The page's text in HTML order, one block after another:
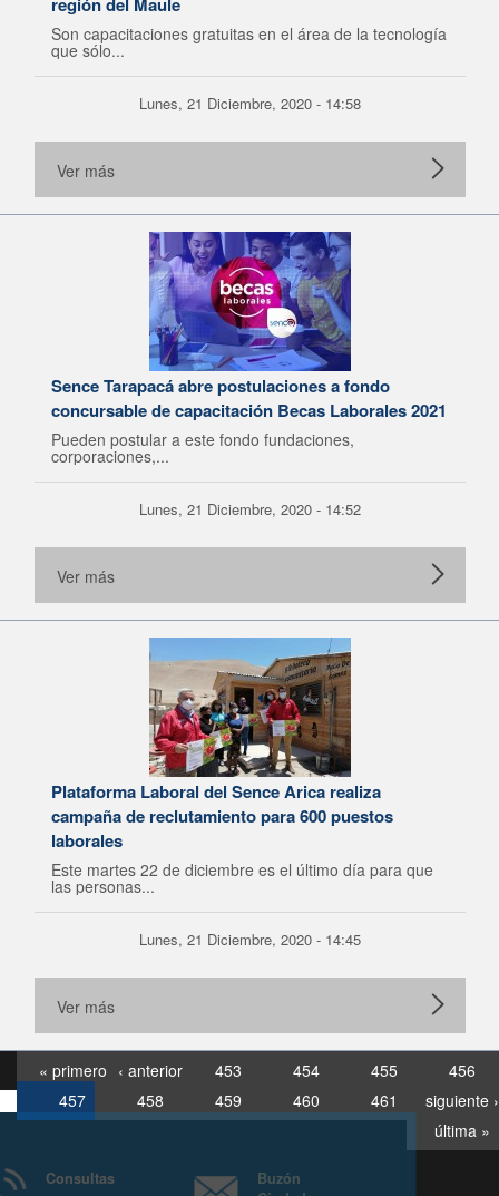
Son capacitaciones gratuitas en el área de la tecnología
que sólo...
Lunes, 21 Diciembre, 2020 - 14:58
Ver más
Sence Tarapacá abre postulaciones a fondo
concursable de capacitación Becas Laborales 2021
Pueden postular a este fondo fundaciones,
corporaciones,...
Lunes, 21 Diciembre, 2020 - 14:52
Ver más
Plataforma Laboral del Sence Arica realiza
campaña de reclutamiento para 600 puestos
laborales
Este martes 22 de diciembre es el último día para que
las personas...
Lunes, 21 Diciembre, 2020 - 14:45
Ver más
« primero ‹ anterior 453 454 455
456
457
458 459 460 461
siguiente ›
última »